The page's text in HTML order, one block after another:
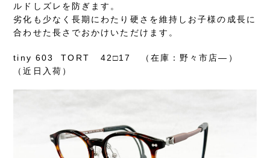
ルドしズレを防ぎます。
劣化も少なく長期にわたり硬さを維持しお子様の成長に
合わせた長さでおかけいただけます。
tiny 603 TORT 42□17 （在庫：野々市店―）
（近日入荷）